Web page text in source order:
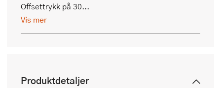
Offsettrykk på 30...
Vis mer
Produktdetaljer